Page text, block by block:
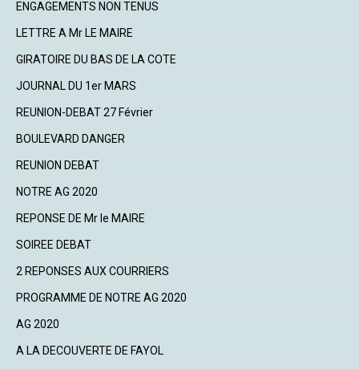
ENGAGEMENTS NON TENUS
LETTRE A Mr LE MAIRE
GIRATOIRE DU BAS DE LA COTE
JOURNAL DU 1er MARS
REUNION-DEBAT 27 Février
BOULEVARD DANGER
REUNION DEBAT
NOTRE AG 2020
REPONSE DE Mr le MAIRE
SOIREE DEBAT
2 REPONSES AUX COURRIERS
PROGRAMME DE NOTRE AG 2020
AG 2020
A LA DECOUVERTE DE FAYOL